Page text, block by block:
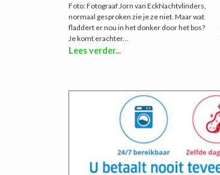
Foto: Fotograaf Jorn van EckNachtvlinders,
normaal gesproken zie je ze niet. Maar wat
fladdert er nou in het donker door het bos?
Je komt erachter...
Lees verder...